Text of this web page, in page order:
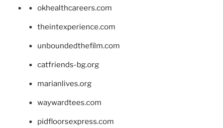
okhealthcareers.com
theintexperience.com
unboundedthefilm.com
catfriends-bg.org
marianlives.org
waywardtees.com
pidfloorsexpress.com